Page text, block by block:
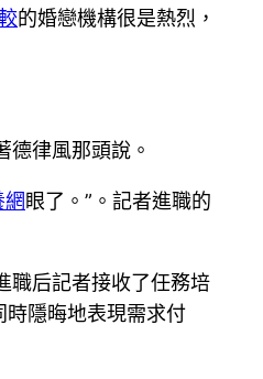
的婚戀機構很是熱烈，
德律風那頭說。
網眼了。”。記者進職的
職后記者接收了任務培
時隱晦地表現需求付